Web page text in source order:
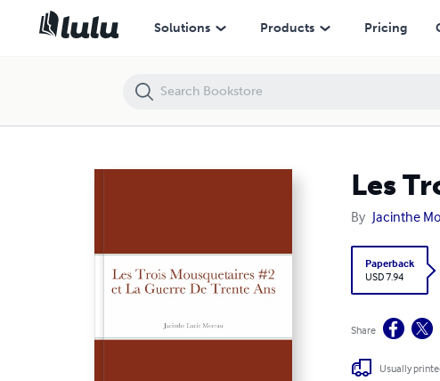
Solutions Products Pricing
Les
By Jacinthe
Paperback
USD 7.94
Share
Usually
Les Trois Mousquetaires #2 et La Guerre De Trente Ans